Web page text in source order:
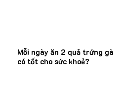
Mỗi ngày ăn 2 quả trứng gà
có tốt cho sức khoẻ?